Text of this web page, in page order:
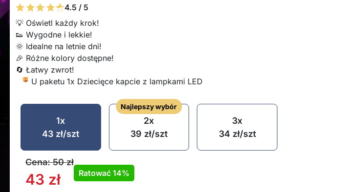
4.5 / 5
💡 Oświetl każdy krok!
👟 Wygodne i lekkie!
🌞 Idealne na letnie dni!
🎉 Różne kolory dostępne!
🔄 Łatwy zwrot!
U paketu 1x Dziecięce kapcie z lampkami LED
1x
43 zł/szt
Najlepszy wybór
2x
39 zł/szt
3x
34 zł/szt
Cena:50zł
43 zł Ratować 14%